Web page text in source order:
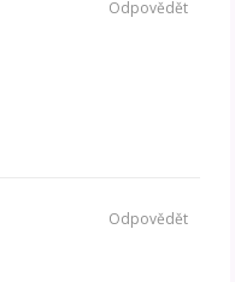
Odpovědět
Odpovědět